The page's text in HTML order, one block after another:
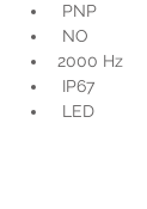
PNP
NO
2000 Hz
IP67
LED